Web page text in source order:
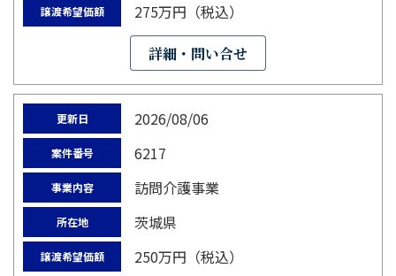
譲渡希望価額 275万円（税込）
詳細・問い合せ
更新日 2026/08/06
案件番号 6217
事業内容 訪問介護事業
所在地 茨城県
譲渡希望価額 250万円（税込）